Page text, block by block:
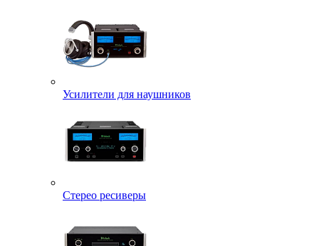
Усилители для наушников
Стерео ресиверы